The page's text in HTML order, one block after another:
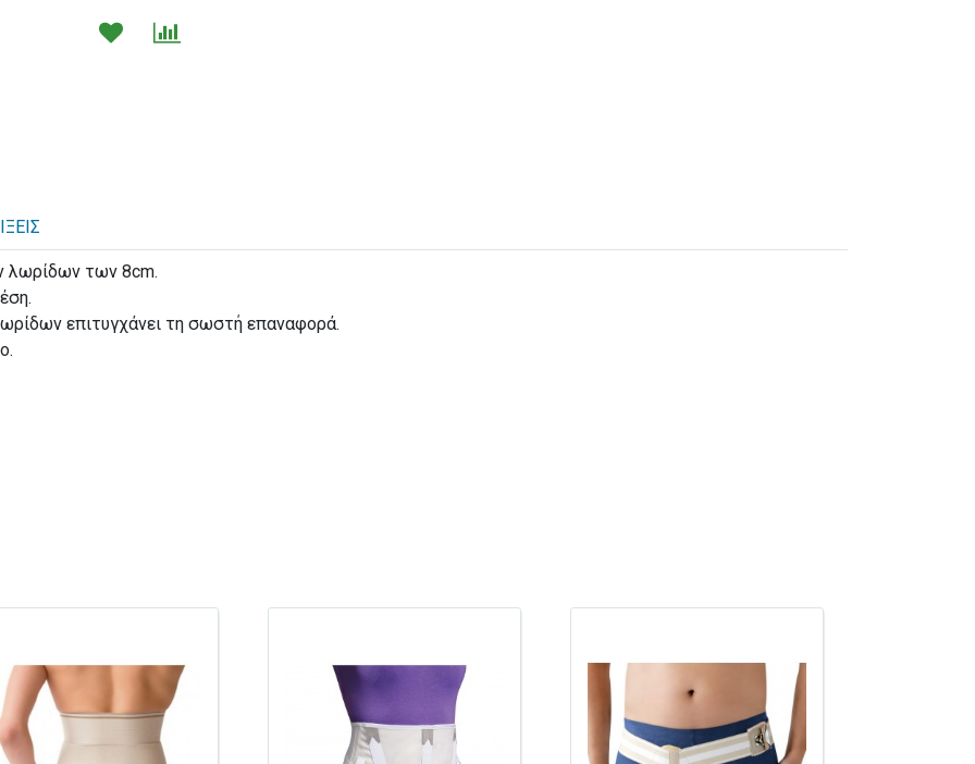
λωρίδων των 8cm.
επιτυγχάνει τη σωστή επαναφορά.